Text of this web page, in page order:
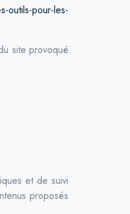
outils-pour-les-
site provoqué
et de suivi
proposés